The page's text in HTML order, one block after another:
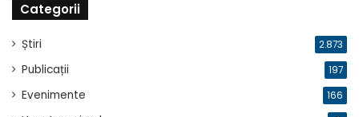
Categorii
Știri 2.873
Publicații 197
Evenimente 166